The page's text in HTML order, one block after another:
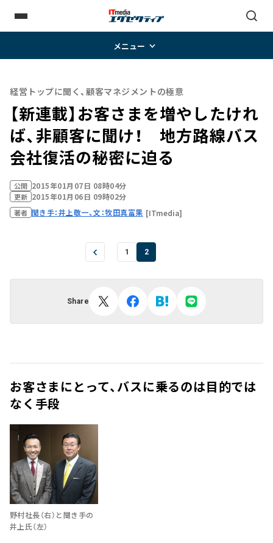
メニュー
経営トップに聞く、顧客マネジメントの極意
【新連載】お客さまを増やしたけれ
ば、非顧客に聞け！ 地方路線バス
会社復活の秘密に迫る
公開 2015年01月07日 08時04分
更新 2015年01月06日 09時02分
著者 聞き手：井上敬一、文：牧田真富果 [ITmedia]
1 2
Share
お客さまにとって、バスに乗るのは目的では
なく手段
野村社長（右）と聞き手の
井上氏（左）